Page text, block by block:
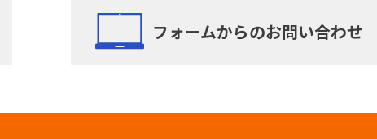
フォームからのお問い合わせ